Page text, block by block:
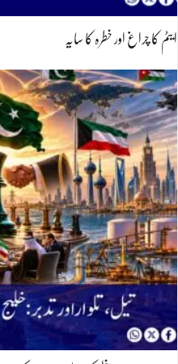
ایٹم کا چراغ اور خطرہ کا سایہ